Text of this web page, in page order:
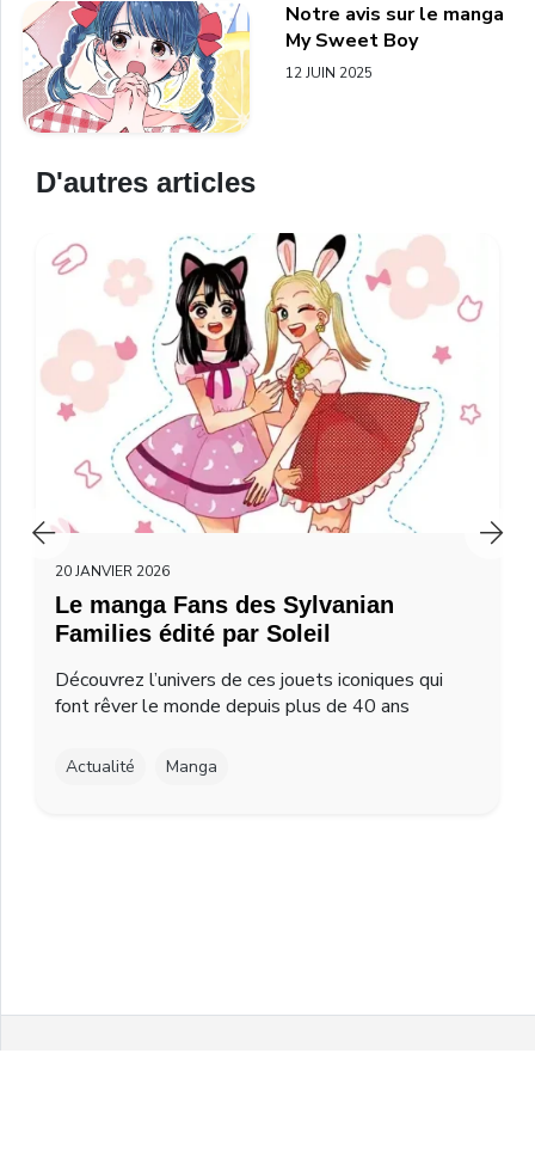
Notre avis sur le manga
My Sweet Boy
12 JUIN 2025
D'autres articles
20 JANVIER 2026
Le manga Fans des Sylvanian
Families édité par Soleil
Découvrez l’univers de ces jouets iconiques qui
font rêver le monde depuis plus de 40 ans
Actualité Manga